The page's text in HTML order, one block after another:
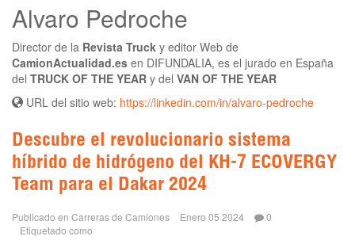
Alvaro Pedroche
Director de la Revista Truck y editor Web de
CamionActualidad.es en DIFUNDALIA, es el jurado en España
del TRUCK OF THE YEAR y del VAN OF THE YEAR
URL del sitio web: https://linkedin.com/in/alvaro-pedroche
Descubre el revolucionario sistema
híbrido de hidrógeno del KH-7 ECOVERGY
Team para el Dakar 2024
Publicado en Carreras de Camiones Enero 05 2024
0
Etiquetado como